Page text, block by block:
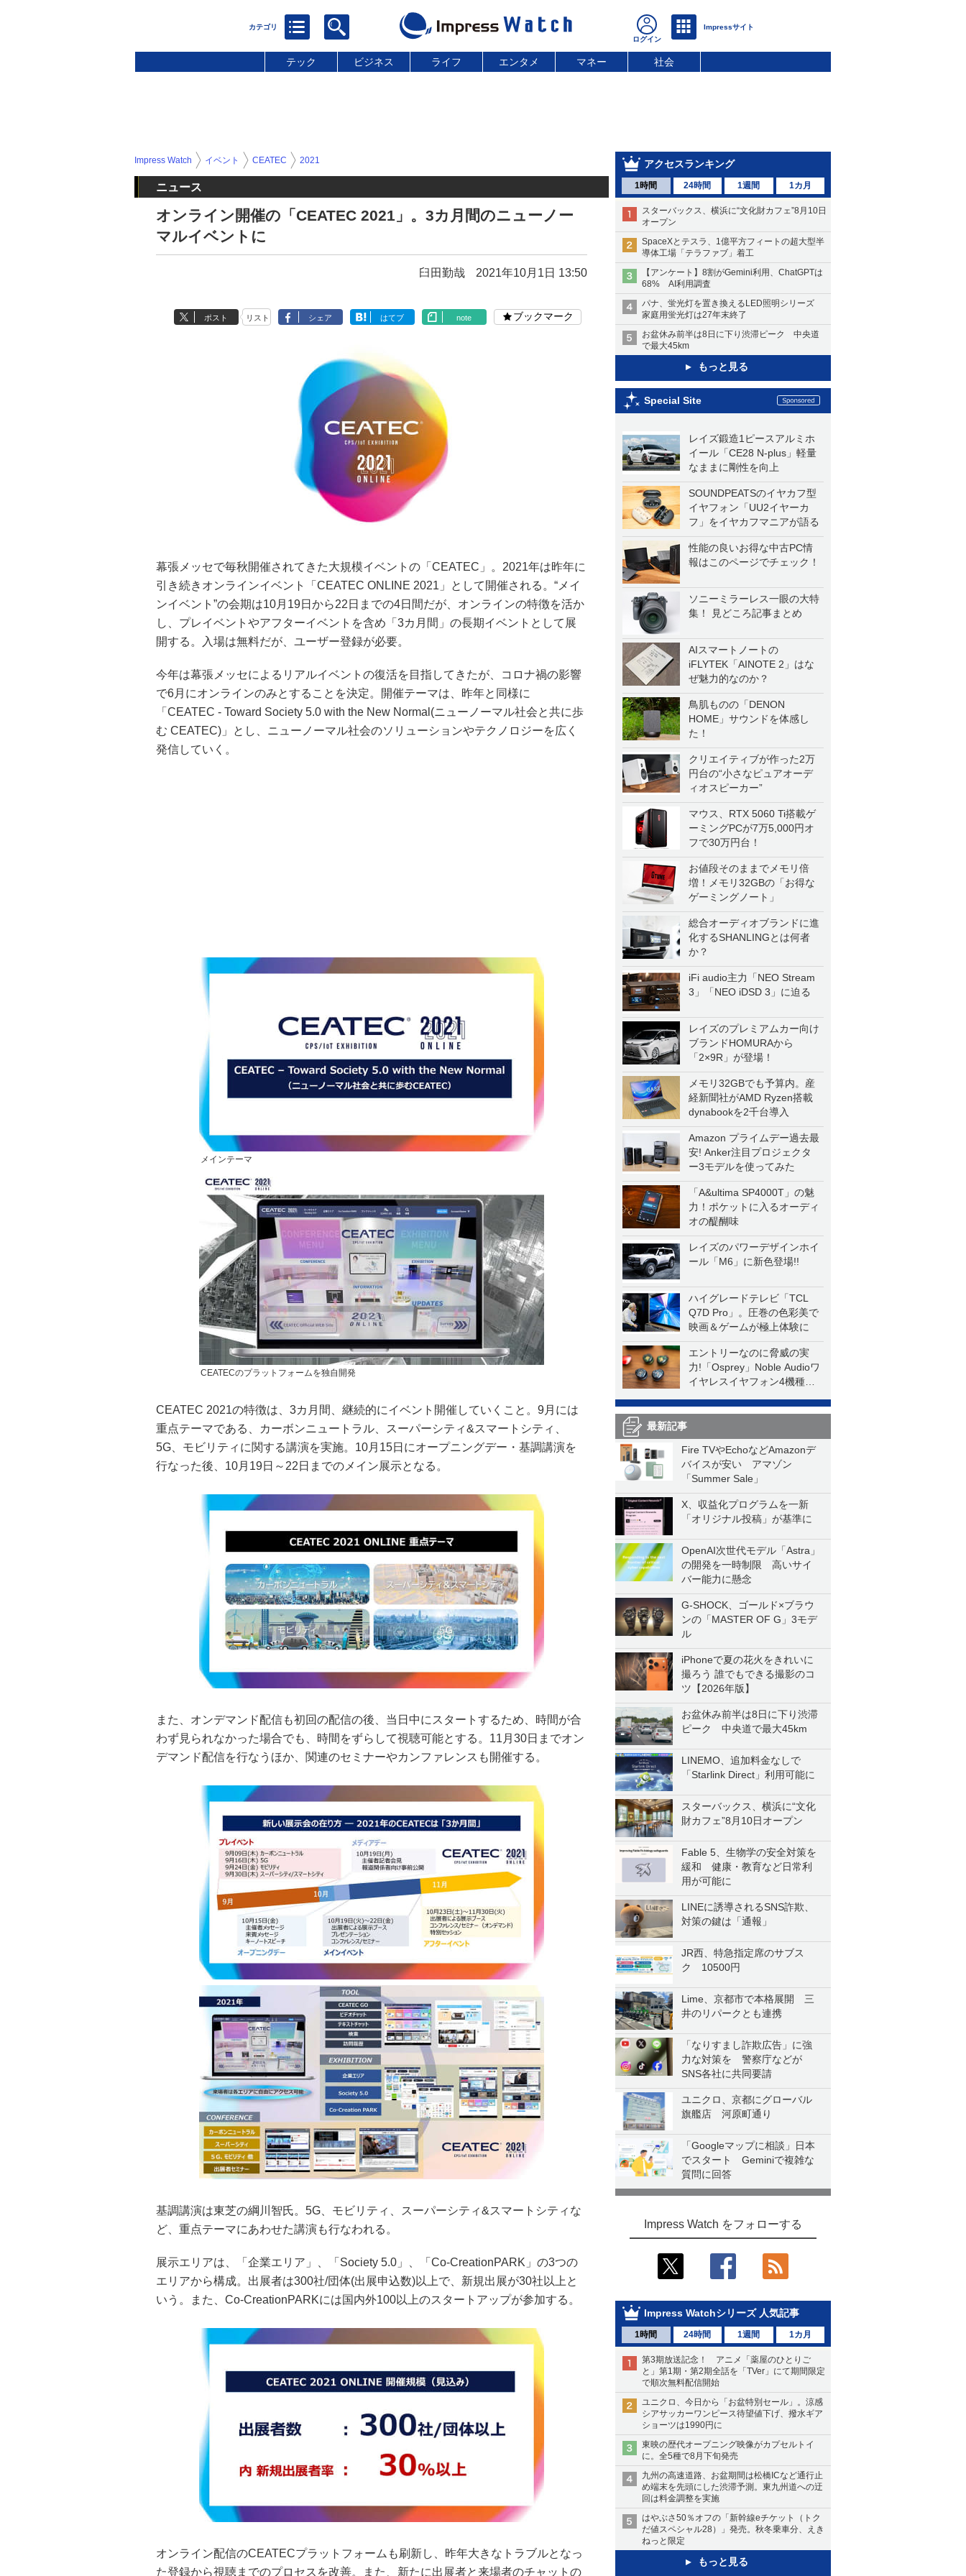
テック ビジネス ライフ エンタメ マネー 社会
アクセスランキング
1時間 24時間 1週間 1カ月
スターバックス、横浜に“文化財カフェ”8月10日
オープン
SpaceXとテスラ、1億平方フィートの超大型半
導体工場「テラファブ」着工
【アンケート】8割がGemini利用、ChatGPTは
68% AI利用調査
パナ、蛍光灯を置き換えるLED照明シリーズ
家庭用蛍光灯は27年末終了
お盆休み前半は8日に下り渋滞ピーク 中央道
で最大45km
もっと見る
Special Site
レイズ鍛造1ピースアルミホ
イール「CE28 N-plus」軽量
なままに剛性を向上
SOUNDPEATSのイヤカフ型
イヤフォン「UU2イヤーカ
フ」をイヤカフマニアが語る
性能の良いお得な中古PC情
報はこのページでチェック！
ソニーミラーレス一眼の大特
集！ 見どころ記事まとめ
AIスマートノートの
iFLYTEK「AINOTE 2」はな
ぜ魅力的なのか？
鳥肌ものの「DENON
HOME」サウンドを体感し
た！
クリエイティブが作った2万
円台の“小さなピュアオーデ
ィオスピーカー”
マウス、RTX 5060 Ti搭載ゲ
ーミングPCが7万5,000円オ
フで30万円台！
お値段そのままでメモリ倍
増！メモリ32GBの「お得な
ゲーミングノート」
総合オーディオブランドに進
化するSHANLINGとは何者
か？
iFi audio主力「NEO Stream
3」「NEO iDSD 3」に迫る
レイズのプレミアムカー向け
ブランドHOMURAから
「2×9R」が登場！
メモリ32GBでも予算内。産
経新聞社がAMD Ryzen搭載
dynabookを2千台導入
Amazon プライムデー過去最
安! Anker注目プロジェクタ
ー3モデルを使ってみた
「A&ultima SP4000T」の魅
力！ポケットに入るオーディ
オの醍醐味
レイズのパワーデザインホイ
ール「M6」に新色登場!!
ハイグレードテレビ「TCL
Q7D Pro」。圧巻の色彩美で
映画＆ゲームが極上体験に
エントリーなのに脅威の実
力!「Osprey」Noble Audioワ
イヤレスイヤフォン4機種を
最新記事
Fire TVやEchoなどAmazonデ
バイスが安い アマゾン
「Summer Sale」
X、収益化プログラムを一新
「オリジナル投稿」が基準に
OpenAI次世代モデル「Astra」
の開発を一時制限 高いサイ
バー能力に懸念
G-SHOCK、ゴールド×ブラウ
ンの「MASTER OF G」3モデ
ル
iPhoneで夏の花火をきれいに
撮ろう 誰でもできる撮影のコ
ツ【2026年版】
お盆休み前半は8日に下り渋滞
ピーク 中央道で最大45km
LINEMO、追加料金なしで
「Starlink Direct」利用可能に
スターバックス、横浜に“文化
財カフェ”8月10日オープン
Fable 5、生物学の安全対策を
緩和 健康・教育など日常利
用が可能に
LINEに誘導されるSNS詐欺、
対策の鍵は「通報」
JR西、特急指定席のサブス
ク 10500円
Lime、京都市で本格展開 三
井のリパークとも連携
「なりすまし詐欺広告」に強
力な対策を 警察庁などが
SNS各社に共同要請
ユニクロ、京都にグローバル
旗艦店 河原町通り
「Googleマップに相談」日本
でスタート Geminiで複雑な
質問に回答
Impress Watch をフォローする
Impress Watchシリーズ 人気記事
1時間 24時間 1週間 1カ月
第3期放送記念！ アニメ「薬屋のひとりご
と」第1期・第2期全話を「TVer」にて期間限定
で順次無料配信開始
ユニクロ、今日から「お盆特別セール」。涼感
シアサッカーワンピース待望値下げ、撥水ギア
ショーツは1990円に
東映の歴代オープニング映像がカプセルトイ
に。全5種で8月下旬発売
九州の高速道路、お盆期間は松橋ICなど通行止
め端末を先頭にした渋滞予測。東九州道への迂
回は料金調整を実施
はやぶさ50％オフの「新幹線eチケット（トク
だ値スペシャル28）」発売。秋冬乗車分、えき
ねっと限定
もっと見る
Impress Watch イベント CEATEC 2021
ニュース
オンライン開催の「CEATEC 2021」。3カ月間のニューノー
マルイベントに
臼田勤哉 2021年10月1日 13:50
ポスト リスト シェア はてブ note ブックマーク
幕張メッセで毎秋開催されてきた大規模イベントの「CEATEC」。2021年は昨年に
引き続きオンラインイベント「CEATEC ONLINE 2021」として開催される。“メイ
ンイベント”の会期は10月19日から22日までの4日間だが、オンラインの特徴を活か
し、プレイベントやアフターイベントを含め「3カ月間」の長期イベントとして展
開する。入場は無料だが、ユーザー登録が必要。
今年は幕張メッセによるリアルイベントの復活を目指してきたが、コロナ禍の影響
で6月にオンラインのみとすることを決定。開催テーマは、昨年と同様に
「CEATEC - Toward Society 5.0 with the New Normal(ニューノーマル社会と共に歩
む CEATEC)」とし、ニューノーマル社会のソリューションやテクノロジーを広く
発信していく。
メインテーマ
CEATECのプラットフォームを独自開発
CEATEC 2021の特徴は、3カ月間、継続的にイベント開催していくこと。9月には
重点テーマである、カーボンニュートラル、スーパーシティ&スマートシティ、
5G、モビリティに関する講演を実施。10月15日にオープニングデー・基調講演を
行なった後、10月19日～22日までのメイン展示となる。
また、オンデマンド配信も初回の配信の後、当日中にスタートするため、時間が合
わず見られなかった場合でも、時間をずらして視聴可能とする。11月30日までオン
デマンド配信を行なうほか、関連のセミナーやカンファレンスも開催する。
基調講演は東芝の綱川智氏。5G、モビリティ、スーパーシティ&スマートシティな
ど、重点テーマにあわせた講演も行なわれる。
展示エリアは、「企業エリア」、「Society 5.0」、「Co-CreationPARK」の3つの
エリアから構成。出展者は300社/団体(出展申込数)以上で、新規出展が30社以上と
いう。また、Co-CreationPARKには国内外100以上のスタートアップが参加する。
オンライン配信のCEATECプラットフォームも刷新し、昨年大きなトラブルとなっ
た登録から視聴までのプロセスを改善。また、新たに出展者と来場者のチャットの